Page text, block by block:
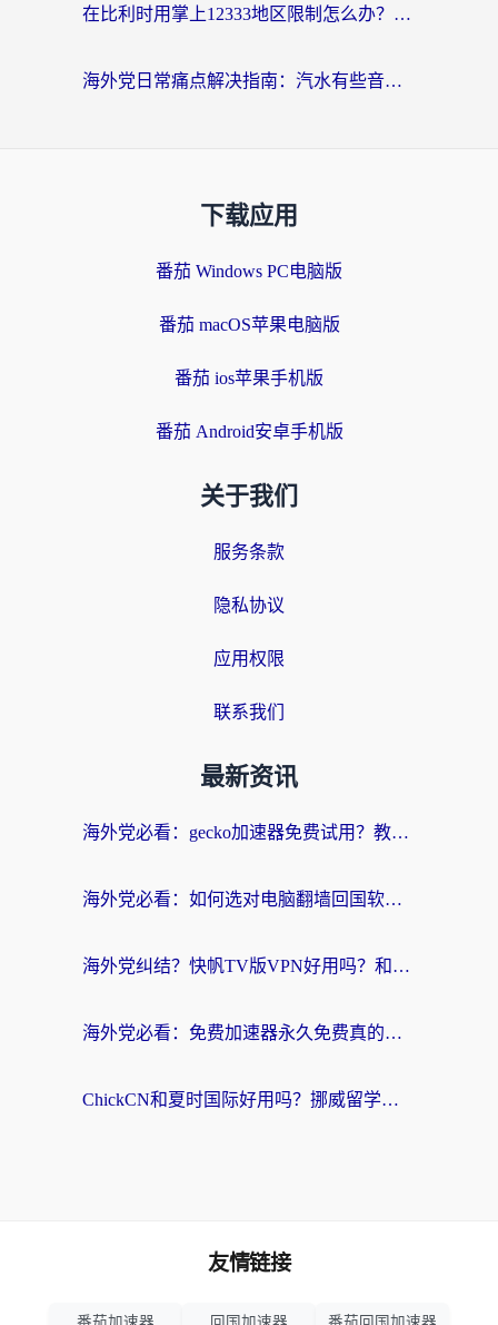
在比利时用掌上12333地区限制怎么办？海外华人亲测有效的回国加速方案
海外党日常痛点解决指南：汽水有些音乐在国外无法播放怎么办？
下载应用
番茄 Windows PC电脑版
番茄 macOS苹果电脑版
番茄 ios苹果手机版
番茄 Android安卓手机版
关于我们
服务条款
隐私协议
应用权限
联系我们
最新资讯
海外党必看：gecko加速器免费试用？教你选对回国加速器，无缝刷国内剧玩游戏
海外党必看：如何选对电脑翻墙回国软件，轻松解锁国内资源？
海外党纠结？快帆TV版VPN好用吗？和扇贝手游VPN对比哪个回国效果更好？
海外党必看：免费加速器永久免费真的存在吗？教你选对回国加速器无缝刷国内资源
ChickCN和夏时国际好用吗？挪威留学生亲测3款回国加速器，附穿梭和加速喵对比指南
友情链接